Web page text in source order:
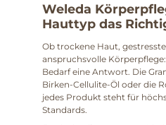
Weleda
Hauttyp das
Ob trockene Haut,
anspruchsvolle
Bedarf eine Antwort. Die
Birken-Cellulite-Öl oder die
jedes Produkt steht für
Standards.